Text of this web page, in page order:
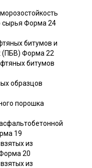
сырья Форма 24
битумов и
(ПБВ) Форма 22
битумов
образцов
порошка
19
из
20
из